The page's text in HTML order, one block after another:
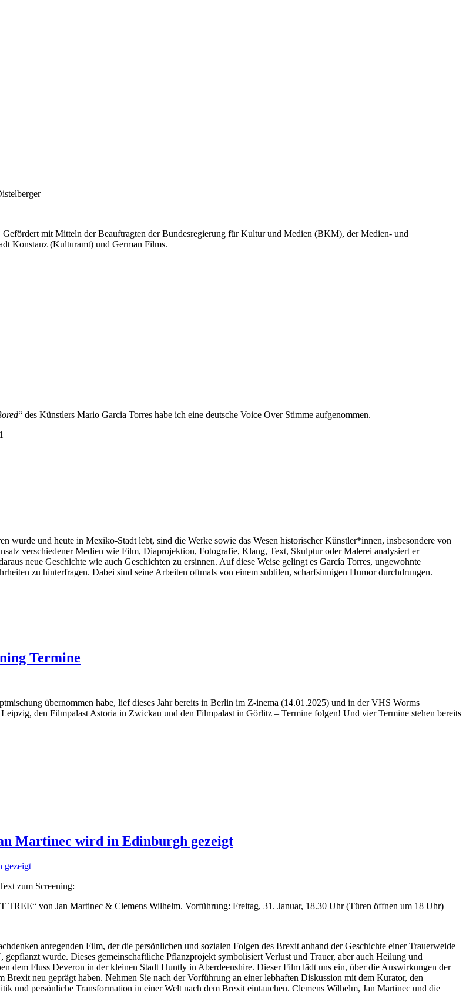
mit Mitteln der Beauftragten der Bundesregierung für Kultur und Medien (BKM), der Medien- und
Konstanz (Kulturamt) und German Films.
“ des Künstlers Mario Garcia Torres habe ich eine deutsche Voice Over Stimme aufgenommen.
und heute in Mexiko-Stadt lebt, sind die Werke sowie das Wesen historischer Künstler*innen, insbesondere von
verschiedener Medien wie Film, Diaprojektion, Fotografie, Klang, Text, Skulptur oder Malerei analysiert er
neue Geschichte wie auch Geschichten zu ersinnen. Auf diese Weise gelingt es García Torres, ungewohnte
zu hinterfragen. Dabei sind seine Arbeiten oftmals von einem subtilen, scharfsinnigen Humor durchdrungen.
Termine
übernommen habe, lief dieses Jahr bereits in Berlin im Z-inema (14.01.2025) und in der VHS Worms
den Filmpalast Astoria in Zwickau und den Filmpalast in Görlitz – Termine folgen! Und vier Termine stehen bereits
Martinec wird in Edinburgh gezeigt
zum Screening:
von Jan Martinec & Clemens Wilhelm. Vorführung: Freitag, 31. Januar, 18.30 Uhr (Türen öffnen um 18 Uhr)
anregenden Film, der die persönlichen und sozialen Folgen des Brexit anhand der Geschichte einer Trauerweide
wurde. Dieses gemeinschaftliche Pflanzprojekt symbolisiert Verlust und Trauer, aber auch Heilung und
dem Fluss Deveron in der kleinen Stadt Huntly in Aberdeenshire. Dieser Film lädt uns ein, über die Auswirkungen der
neu geprägt haben. Nehmen Sie nach der Vorführung an einer lebhaften Diskussion mit dem Kurator, den
und persönliche Transformation in einer Welt nach dem Brexit eintauchen. Clemens Wilhelm, Jan Martinec und die